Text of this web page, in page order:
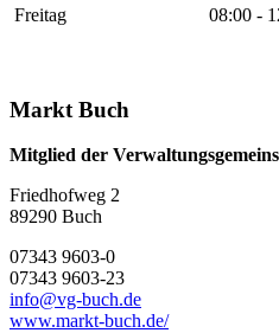
Freitag 08:00 -
Markt Buch
Mitglied der
Friedhofweg 2
89290 Buch
07343 9603-0
07343 9603-23
info@vg-buch.de
www.markt-buch.de/